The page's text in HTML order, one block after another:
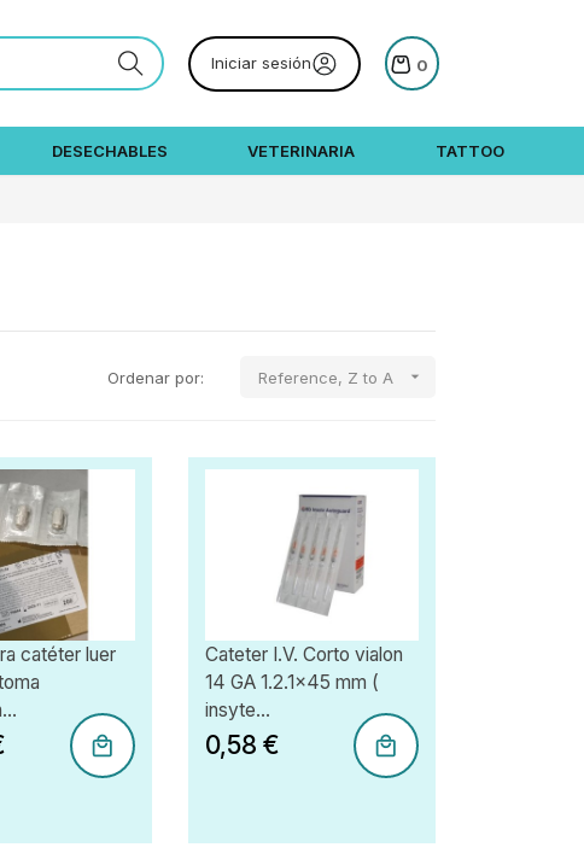
Iniciar sesión 0
DESECHABLES VETERINARIA TATTOO
Ordenar por: Reference, Z to A 
catéter luer
Cateter I.V. Corto vialon
14 GA 1.2.1x45 mm (
insyte...
0,58 €